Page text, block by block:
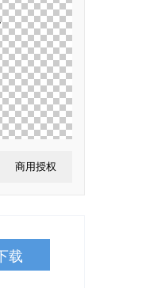
商用授权